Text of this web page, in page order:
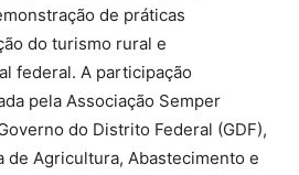
de práticas
do turismo rural e
federal. A participação
pela Associação Semper
do Distrito Federal (GDF),
de Agricultura, Abastecimento e